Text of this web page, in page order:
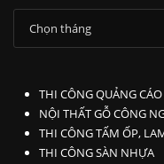
TRỮ
THI CÔNG QUẢNG CÁO
NỘI THẤT GỖ CÔNG
THI CÔNG TẤM ỐP,
THI CÔNG SÀN NHỰA